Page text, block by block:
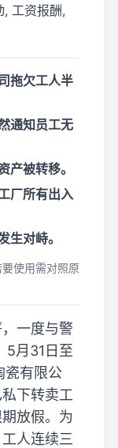
工资报酬,
拖欠工人半
通知员工无
产被转移。
厂所有出入
生对峙。
使用需对照原
一度与警
5月31日至
瓷有限公
下转卖工
放假。为
人连续三